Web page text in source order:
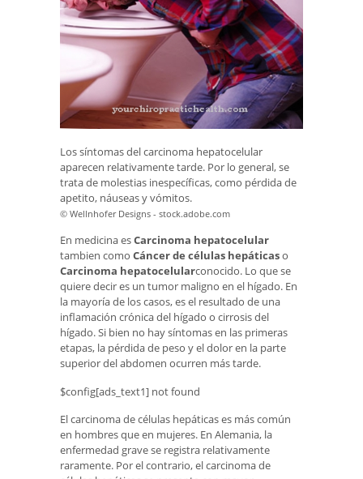
Los síntomas del carcinoma hepatocelular
aparecen relativamente tarde. Por lo general, se
trata de molestias inespecíficas, como pérdida de
apetito, náuseas y vómitos.
© Wellnhofer Designs - stock.adobe.com
En medicina esCarcinoma hepatocelular
tambien como Cáncer de células hepáticaso
Carcinoma hepatocelularconocido. Lo que se
quiere decir es un tumor maligno en el hígado. En
la mayoría de los casos, es el resultado de una
inflamación crónica del hígado o cirrosis del
hígado. Si bien no hay síntomas en las primeras
etapas, la pérdida de peso y el dolor en la parte
superior del abdomen ocurren más tarde.
$config[ads_text1] not found
El carcinoma de células hepáticas es más común
en hombres que en mujeres. En Alemania, la
enfermedad grave se registra relativamente
raramente. Por el contrario, el carcinoma de